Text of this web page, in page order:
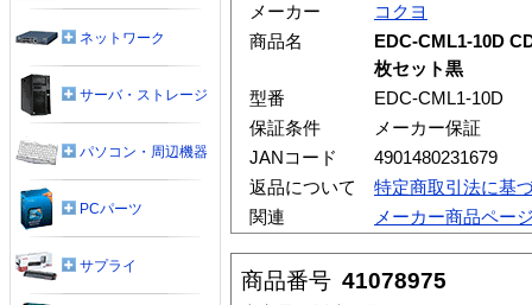
メーカー
コクヨ
商品名
EDC-CML1-10D
枚セット黒
型番
EDC-CML1-10D
保証条件
メーカー保証
JANコード
4901480231679
返品について
特定商取引法に基
関連
メーカー商品ペー
商品番号 41078975
ネットワーク
サーバ・ストレージ
パソコン・周辺機器
PCパーツ
サプライ